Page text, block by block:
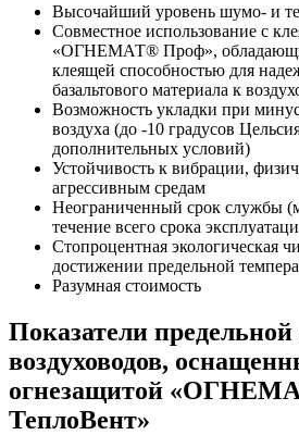
Высочайший уровень шумо- и
Совместное использование с
«ОГНЕМАТ® Проф»,
клеящей способностью для
базальтового материала к
Возможность укладки при
воздуха (до -10 градусов
дополнительных условий)
Устойчивость к вибрации,
агрессивным средам
Неограниченный срок службы
течение всего срока
Стопроцентная экологическая
достижении предельной
Разумная стоимость
Показатели предельной
воздуховодов,
огнезащитой
ТеплоВент»